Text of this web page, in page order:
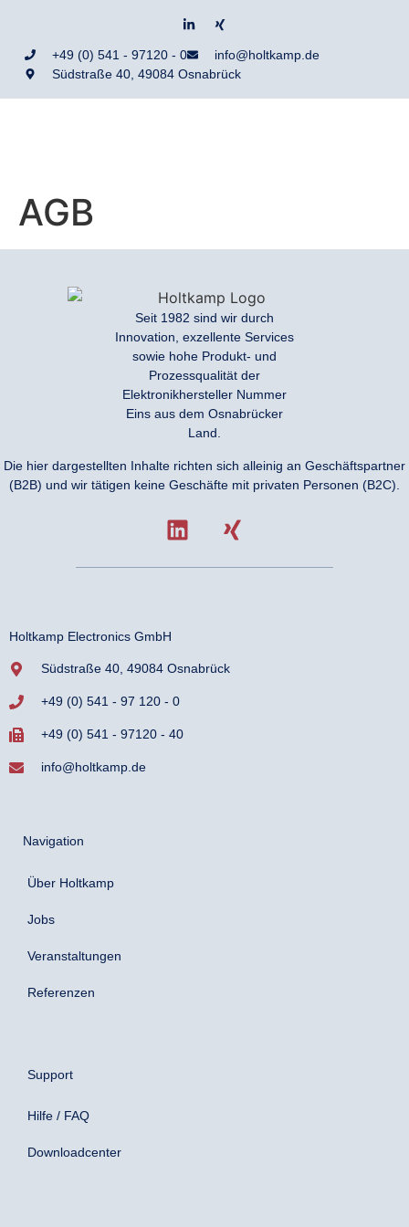
+49 (0) 541 - 97120 - 0
info@holtkamp.de
Südstraße 40, 49084 Osnabrück
AGB
Seit 1982 sind wir durch
Innovation, exzellente Services
sowie hohe Produkt- und
Prozessqualität der
Elektronikhersteller Nummer
Eins aus dem Osnabrücker
Land.
Die hier dargestellten Inhalte richten sich alleinig an Geschäftspartner
(B2B) und wir tätigen keine Geschäfte mit privaten Personen (B2C).
Holtkamp Electronics GmbH
Südstraße 40, 49084 Osnabrück
+49 (0) 541 - 97 120 - 0
+49 (0) 541 - 97120 - 40
info@holtkamp.de
Navigation
Über Holtkamp
Jobs
Veranstaltungen
Referenzen
Support
Hilfe / FAQ
Downloadcenter